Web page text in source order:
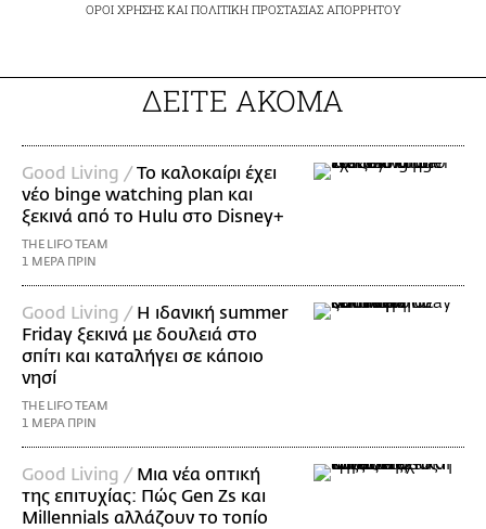
ΟΡΟΙ ΧΡΗΣΗΣΚΑΙ ΠΟΛΙΤΙΚΗ ΠΡΟΣΤΑΣΙΑΣ ΑΠΟΡΡΗΤΟΥ
ΔΕΙΤΕ ΑΚΟΜΑ
Good Living /Το καλοκαίρι έχει
νέο binge watching plan και
ξεκινά από το Hulu στο Disney+
THE LIFO TEAM
1 ΜΕΡΑ ΠΡΙΝ
Good Living / Η ιδανική summer
Friday ξεκινά με δουλειά στο
σπίτι και καταλήγει σε κάποιο
νησί
THE LIFO TEAM
1 ΜΕΡΑ ΠΡΙΝ
Good Living / Μια νέα οπτική
της επιτυχίας: Πώς Gen Zs και
Millennials αλλάζουν το τοπίο